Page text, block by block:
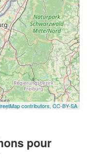
contributors, CC-BY-SA
pour